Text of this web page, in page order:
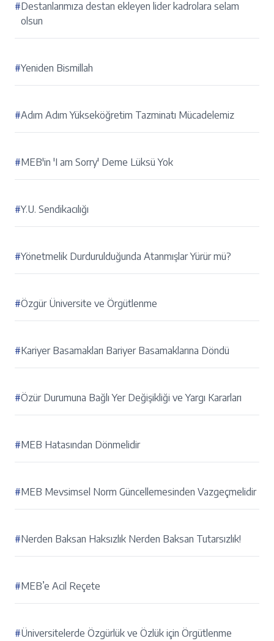
#Destanlarımıza destan ekleyen lider kadrolara selam
olsun
#Yeniden Bismillah
#Adım Adım Yükseköğretim Tazminatı Mücadelemiz
#MEB'in 'I am Sorry' Deme Lüksü Yok
#Y.U. Sendikacılığı
#Yönetmelik Durdurulduğunda Atanmışlar Yürür mü?
#Özgür Üniversite ve Örgütlenme
#Kariyer Basamakları Bariyer Basamaklarına Döndü
#Özür Durumuna Bağlı Yer Değişikliği ve Yargı Kararları
#MEB Hatasından Dönmelidir
#MEB Mevsimsel Norm Güncellemesinden Vazgeçmelidir
#Nerden Baksan Haksızlık Nerden Baksan Tutarsızlık!
#MEB’e Acil Reçete
#Üniversitelerde Özgürlük ve Özlük için Örgütlenme